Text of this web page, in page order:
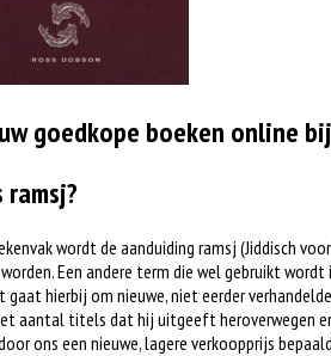
goedkope boeken online
wordt de aanduiding ramsj (Jiddisch
Een andere term die wel gebruikt
gaat hierbij om nieuwe, niet eerder
aantal titels dat hij uitgeeft heroverwegen
ons een nieuwe, lagere verkoopprijs